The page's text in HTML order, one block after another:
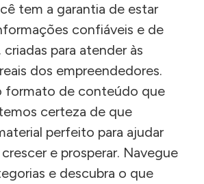
tem a garantia de estar
confiáveis e de
para atender às
dos empreendedores.
formato de conteúdo que
certeza de que
perfeito para ajudar
e prosperar. Navegue
e descubra o que